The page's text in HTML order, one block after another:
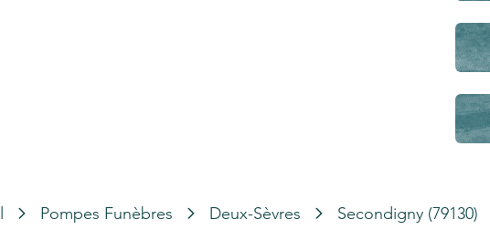
Pompes Funèbres Deux-Sèvres Secondigny (79130)